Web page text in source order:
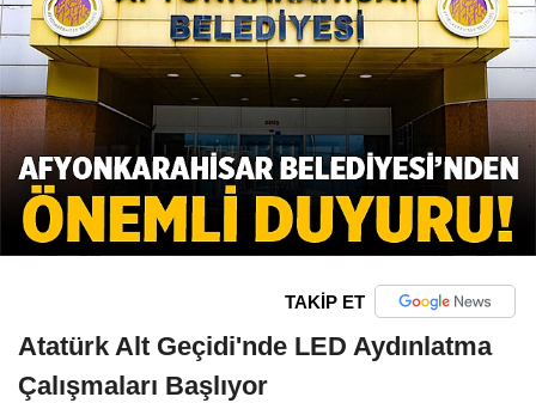
TAKİP ET
Atatürk Alt Geçidi'nde LED Aydınlatma
Çalışmaları Başlıyor